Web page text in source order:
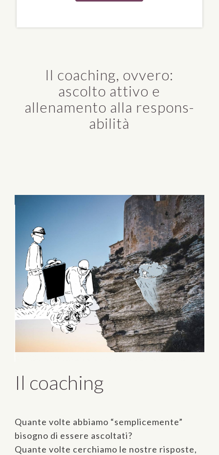
Il coaching, ovvero:
ascolto attivo e
allenamento alla respons-
abilità
Il coaching
Quante volte abbiamo “semplicemente”
bisogno di essere ascoltati?
Quante volte cerchiamo le nostre risposte,